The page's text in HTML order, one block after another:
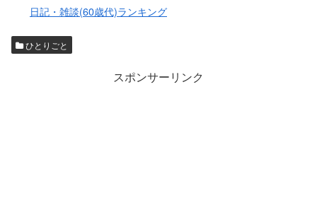
日記・雑談(60歳代)ランキング
ひとりごと
スポンサーリンク